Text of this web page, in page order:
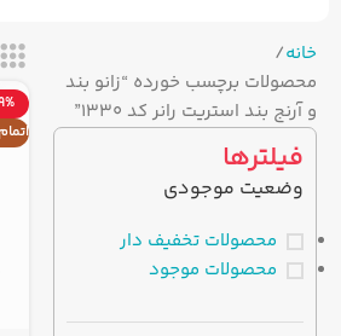
خانه
محصولات برچسب خورده “زانو بند
و آرنج بند استریت رانر کد 1330”
فیلترها
وضعیت موجودی
محصولات تخفیف دار
محصولات موجود